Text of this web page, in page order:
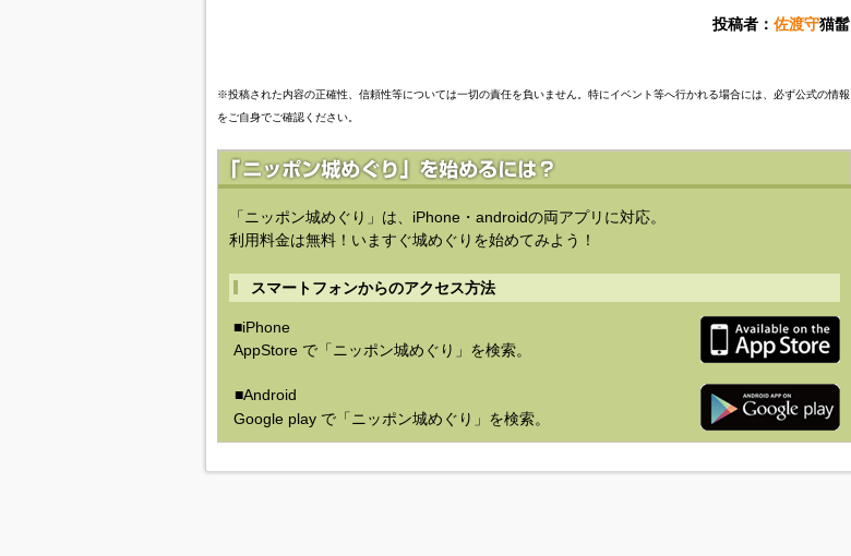
投稿者： 佐渡守猫髷
※投稿された内容の正確性、信頼性等については一切の責任を負いません。特にイベント等へ行かれる場合には、必ず公式の情報
をご自身でご確認ください。
「ニッポン城めぐり」は、iPhone・androidの両アプリに対応。
利用料金は無料！いますぐ城めぐりを始めてみよう！
スマートフォンからのアクセス方法
■iPhone
AppStore で「ニッポン城めぐり」を検索。
■Android
Google play で「ニッポン城めぐり」を検索。